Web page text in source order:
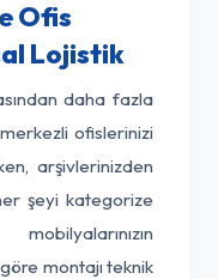
Ofis
Lojistik
daha fazla
ofislerinizi
arşivlerinizden
şeyi kategorize
montajı teknik